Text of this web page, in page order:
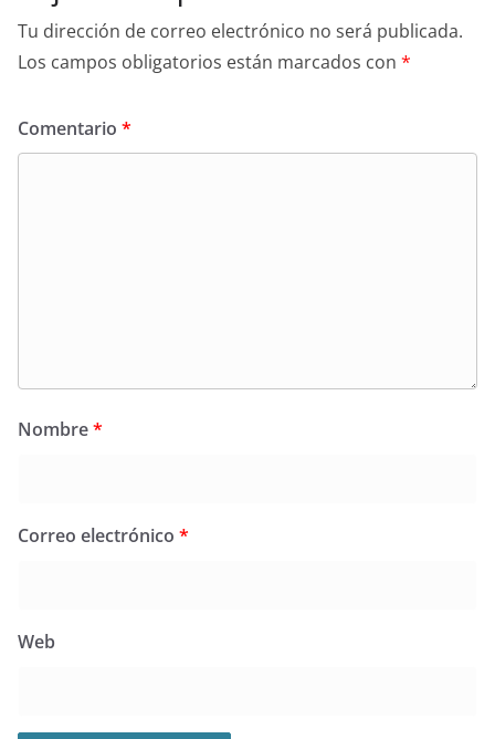
Tu dirección de correo electrónico no será publicada.
Los campos obligatorios están marcados con *
Comentario *
Nombre*
Correo electrónico *
Web